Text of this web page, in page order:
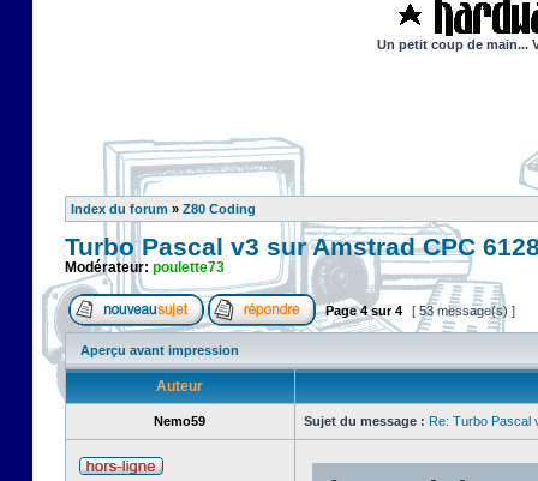
Un petit coup de main...
Index du forum » Z80 Coding
Turbo Pascal v3 sur Amstrad CPC
Modérateur: poulette73
Page4sur4 [ 53 message(s) ]
Aperçu avant impression
Auteur
Nemo59 Sujet du message : Re: Turbo Pascal